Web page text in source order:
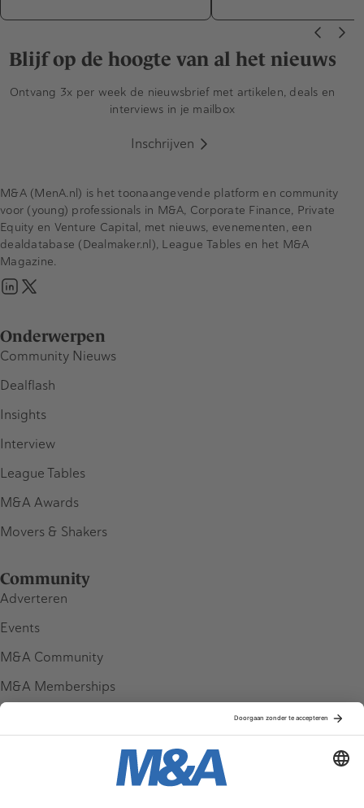
Blijf op de hoogte van al het nieuws
Ontvang 3x per week de nieuwsbrief met artikelen, deals en
interviews in je mailbox
Inschrijven
Onderwerpen
Community Nieuws
Dealflash
Insights
Interview
League Tables
M&A Awards
Movers & Shakers
Community
Adverteren
Events
M&A Community
M&A Memberships
M&A (MenA.nl) is het toonaangevende platform en community
voor (young) professionals in M&A, Corporate Finance, Private
Equity en Venture Capital, met nieuws, evenementen, een
dealdatabase (Dealmaker.nl), League Tables en het M&A
Magazine.